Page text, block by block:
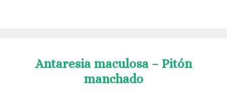
Antaresia maculosa – Pitón
manchado